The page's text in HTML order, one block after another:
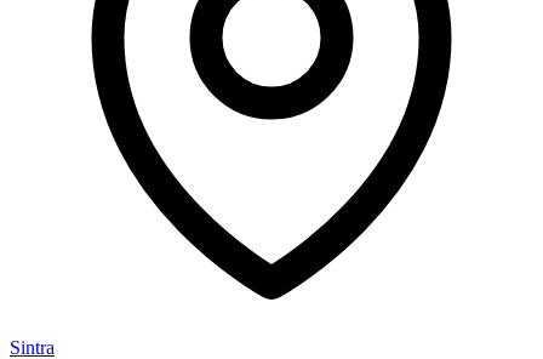
Sintra